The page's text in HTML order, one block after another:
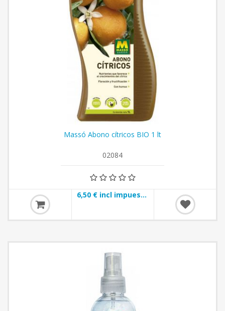
Massó Abono cítricos BIO 1 lt
02084
6,50 € incl impuestos